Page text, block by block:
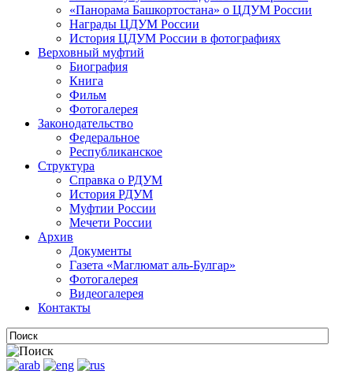
«Панорама Башкортостана» о ЦДУМ России
Награды ЦДУМ России
История ЦДУМ России в фотографиях
Верховный муфтий
Биография
Книга
Фильм
Фотогалерея
Законодательство
Федеральное
Республиканское
Структура
Справка о РДУМ
История РДУМ
Муфтии России
Мечети России
Архив
Документы
Газета «Маглюмат аль-Булгар»
Фотогалерея
Видеогалерея
Контакты